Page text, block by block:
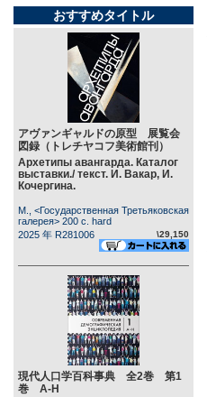
おすすめタイトル
アヴァンギャルドの原型 展覧会
図録（トレチヤコフ美術館刊）
Архетипы авангарда. Каталог
выставки./ текст. И. Вакар, И.
Кочергина.
М., <Государственная Третьяковская
галерея> 200 c. hard
2025 年 R281006
\29,150
現代人口学百科事典 全2巻 第1
巻 А-Н